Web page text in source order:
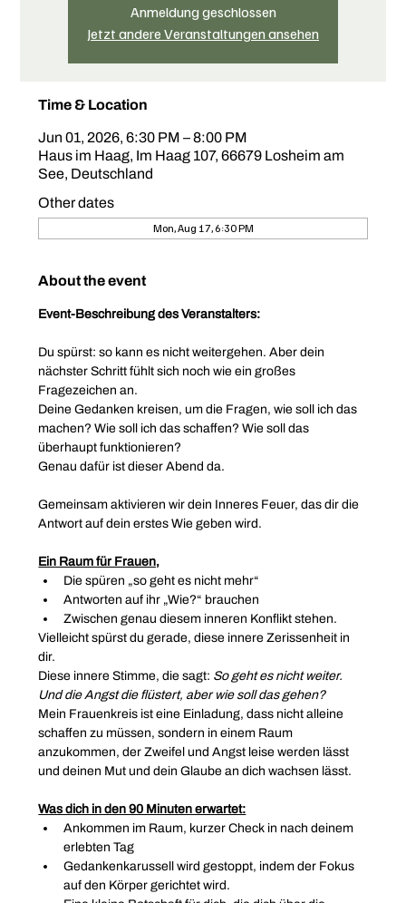
Anmeldung geschlossen
Jetzt andere Veranstaltungen ansehen
Time & Location
Jun 01, 2026, 6:30 PM – 8:00 PM
Haus im Haag, Im Haag 107, 66679 Losheim am
See, Deutschland
Other dates
Mon, Aug 17, 6:30 PM
About the event
Event-Beschreibung des Veranstalters:
Du spürst: so kann es nicht weitergehen. Aber dein
nächster Schritt fühlt sich noch wie ein großes
Fragezeichen an.
Deine Gedanken kreisen, um die Fragen, wie soll ich das
machen? Wie soll ich das schaffen? Wie soll das
überhaupt funktionieren?
Genau dafür ist dieser Abend da.
Gemeinsam aktivieren wir dein Inneres Feuer, das dir die
Antwort auf dein erstes Wie geben wird.
Ein Raum für Frauen,
Die spüren „so geht es nicht mehr“
Antworten auf ihr „Wie?“ brauchen
Zwischen genau diesem inneren Konflikt stehen.
Vielleicht spürst du gerade, diese innere Zerissenheit in
dir.
Diese innere Stimme, die sagt: So geht es nicht weiter.
Und die Angst die flüstert, aber wie soll das gehen?
Mein Frauenkreis ist eine Einladung, dass nicht alleine
schaffen zu müssen, sondern in einem Raum
anzukommen, der Zweifel und Angst leise werden lässt
und deinen Mut und dein Glaube an dich wachsen lässt.
Was dich in den 90 Minuten erwartet:
Ankommen im Raum, kurzer Check in nach deinem
erlebten Tag
Gedankenkarussell wird gestoppt, indem der Fokus
auf den Körper gerichtet wird.